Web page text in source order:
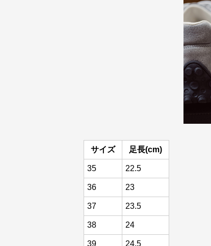
サイズ 足長(cm)
35 22.5
36 23
37 23.5
38 24
39 24.5